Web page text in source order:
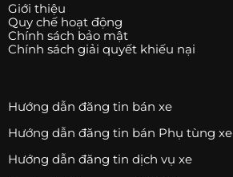
Giới thiệu
Quy chế hoạt động
Chính sách bảo mật
Chính sách giải quyết khiếu nại
Hướng dẫn đăng tin bán xe
Hướng dẫn đăng tin bán Phụ tùng xe
Hướng dẫn đăng tin dịch vụ xe